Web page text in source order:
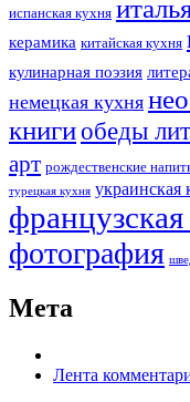
испанская кухня
керамика китайская кухня
кулинарная поэзия
немецкая кухня
книгиобеды
арт рождественские
турецкая кухня украинская
фотография
Мета
Лента